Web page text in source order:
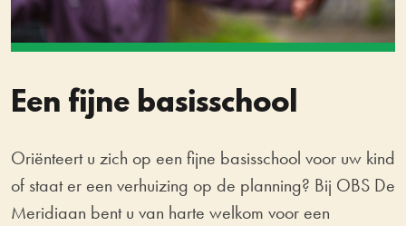
Een fijne basisschool
Oriënteert u zich op een fijne basisschool voor uw kind
of staat er een verhuizing op de planning? Bij OBS De
Meridiaan bent u van harte welkom voor een